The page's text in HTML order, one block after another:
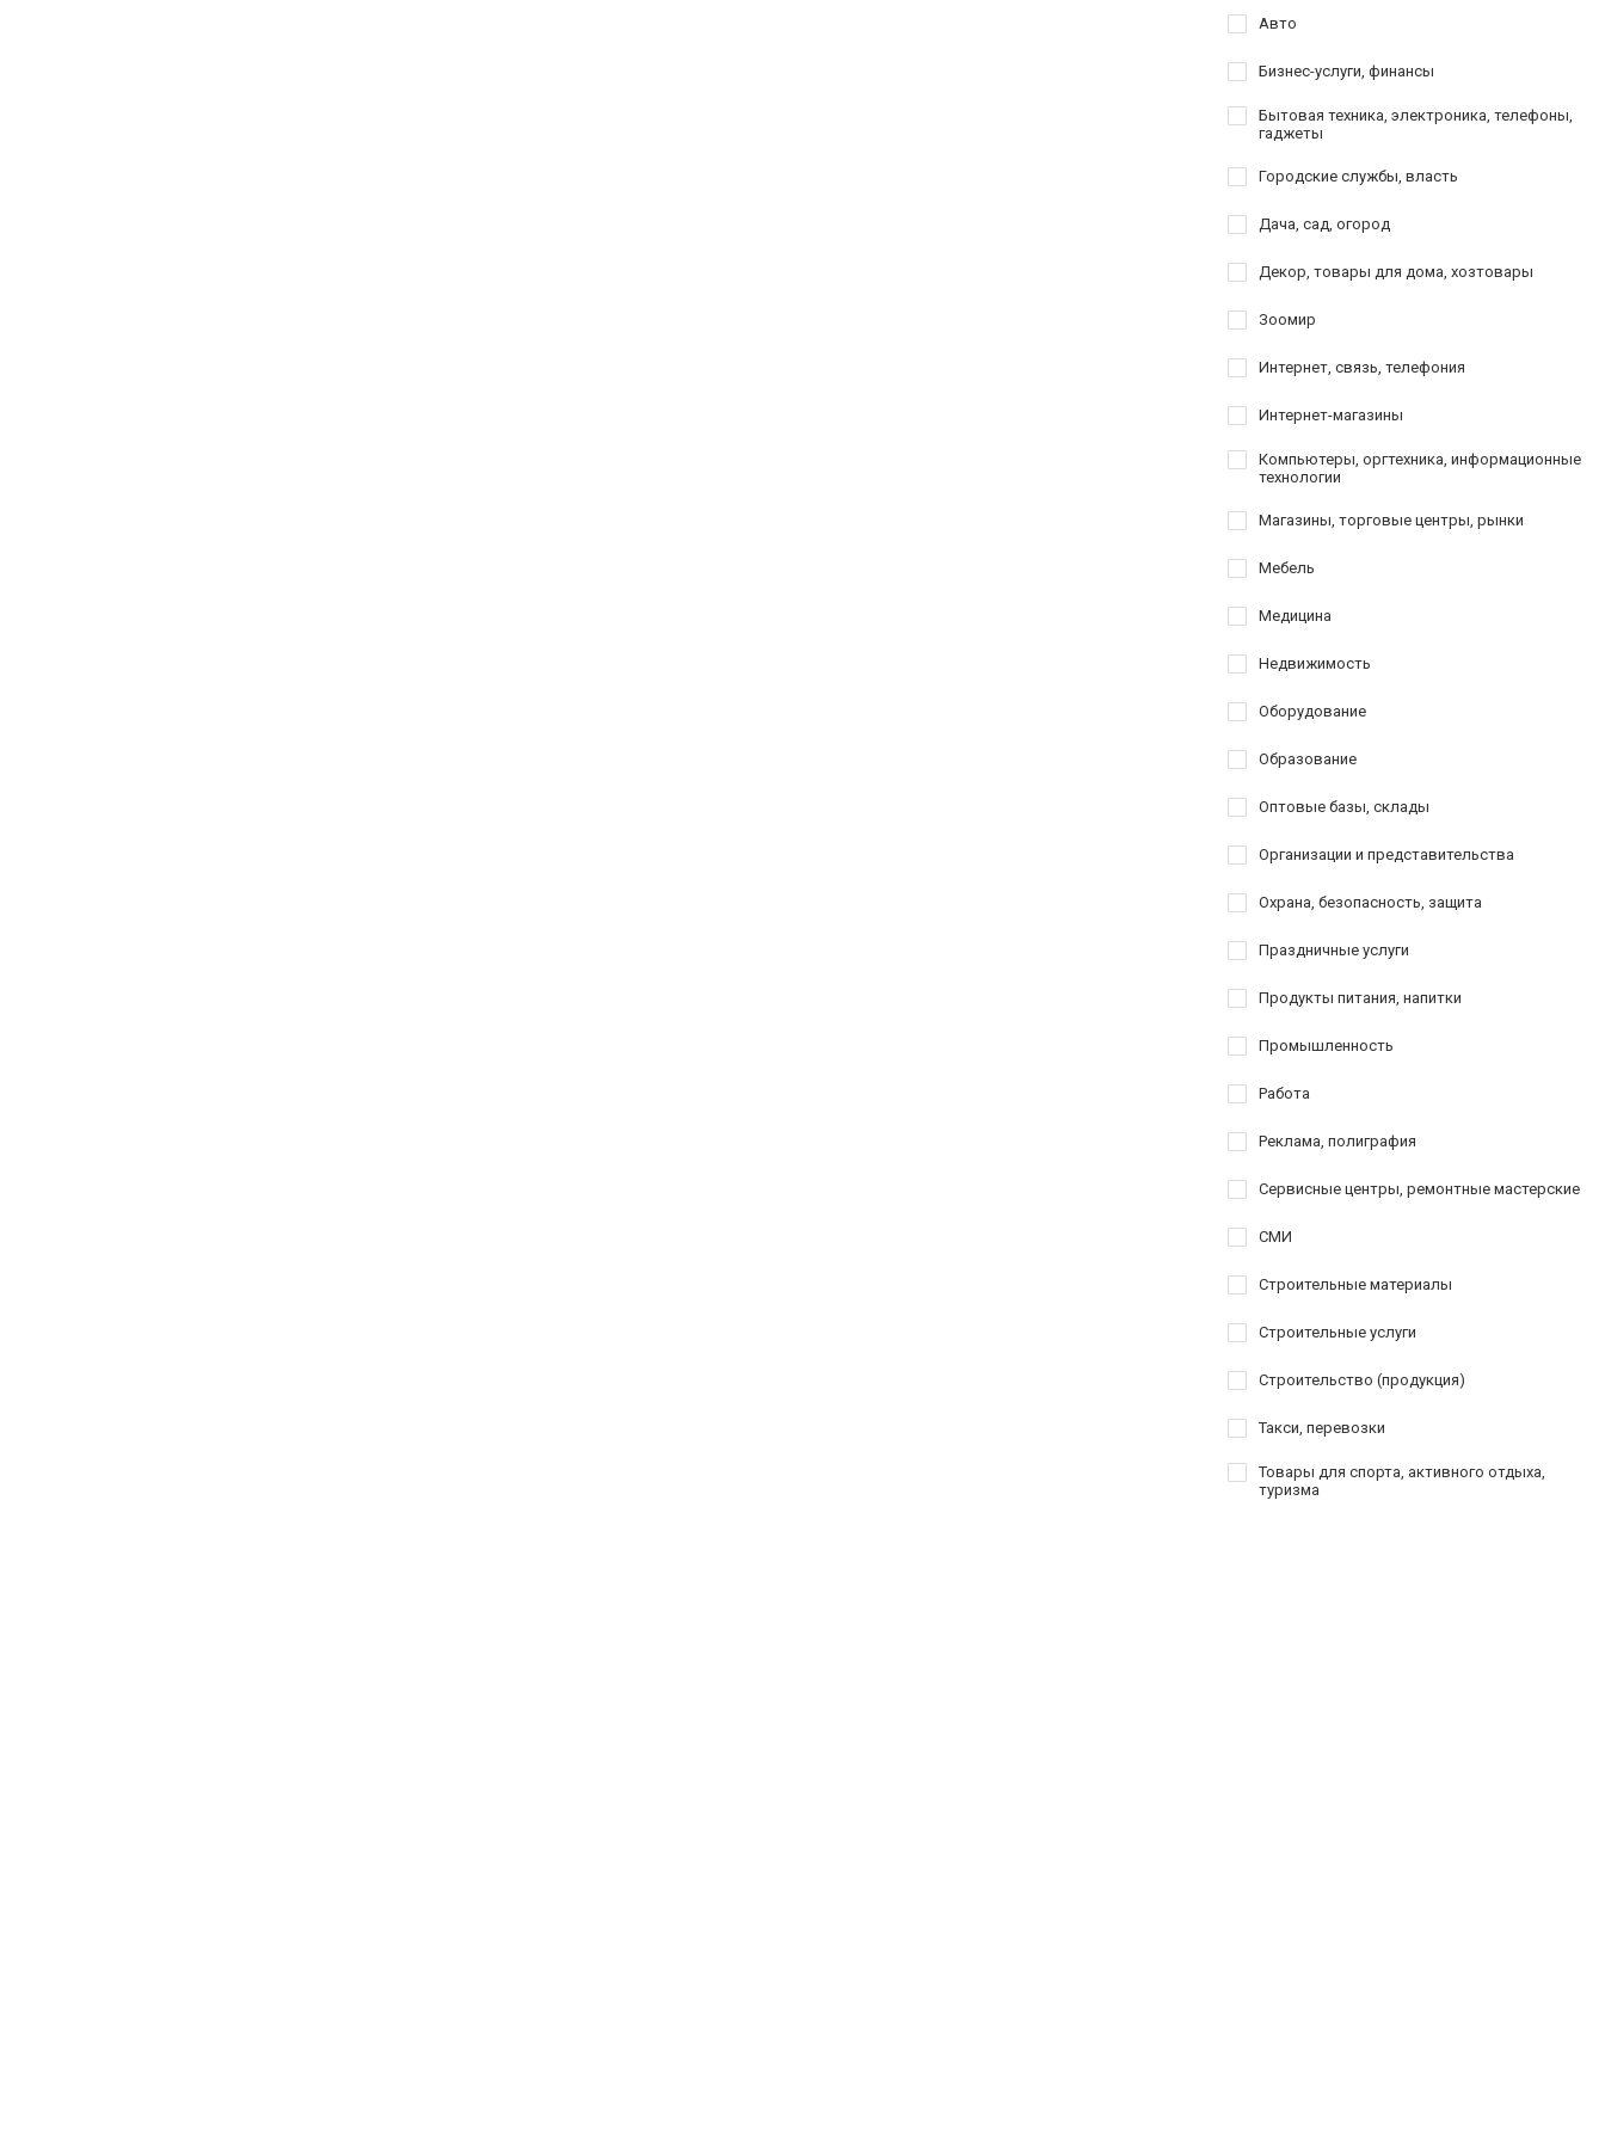
Авто
Бизнес-услуги, финансы
Бытовая техника, электроника, телефоны,
гаджеты
Городские службы, власть
Дача, сад, огород
Декор, товары для дома, хозтовары
Зоомир
Интернет, связь, телефония
Интернет-магазины
Компьютеры, оргтехника, информационные
технологии
Магазины, торговые центры, рынки
Мебель
Медицина
Недвижимость
Оборудование
Образование
Оптовые базы, склады
Организации и представительства
Охрана, безопасность, защита
Праздничные услуги
Продукты питания, напитки
Промышленность
Работа
Реклама, полиграфия
Сервисные центры, ремонтные мастерские
СМИ
Строительные материалы
Строительные услуги
Строительство (продукция)
Такси, перевозки
Товары для спорта, активного отдыха,
туризма